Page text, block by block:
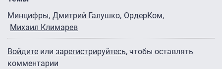
Минцифры Дмитрий Галушко ОрдерКом
Михаил Климарев
Войдите или зарегистрируйтесь, чтобы оставлять
комментарии